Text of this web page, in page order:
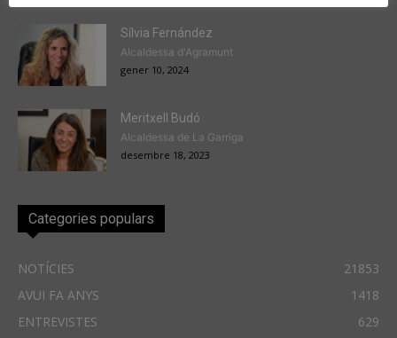
Sílvia Fernández
Alcaldessa d'Agramunt
gener 10, 2024
Meritxell Budó
Alcaldessa de La Garriga
desembre 18, 2023
Categories populars
NOTÍCIES
21853
AVUI FA ANYS
1418
ENTREVISTES
629